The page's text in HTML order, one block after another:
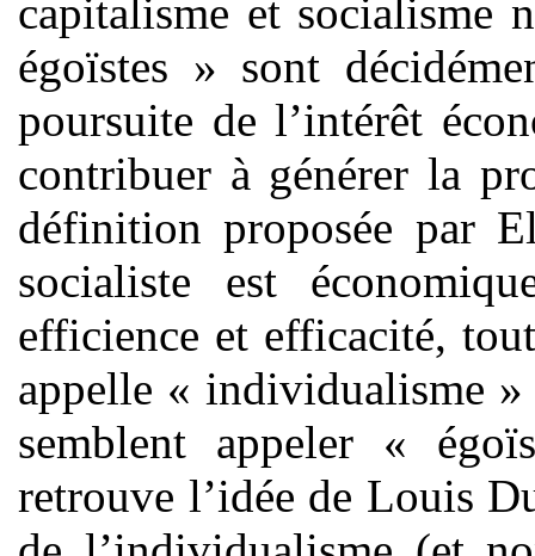
capitalisme et socialisme
égoïstes » sont
poursuite de l’intérêt
contribuer à générer la
définition proposée par
socialiste est
efficience et efficacité,
appelle « individualisme »
semblent appeler «
retrouve l’idée de Louis